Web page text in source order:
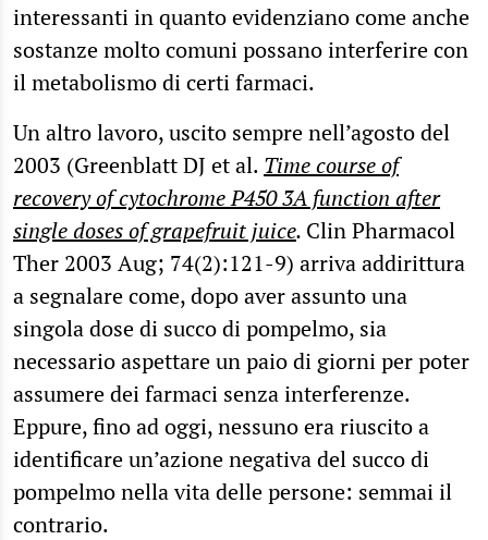
interessanti in quanto evidenziano come anche
sostanze molto comuni possano interferire con
il metabolismo di certi farmaci.
Un altro lavoro, uscito sempre nell’agosto del
2003 (Greenblatt DJ et al. Time course of
recovery of cytochrome P450 3A function after
single doses of grapefruit juice. Clin Pharmacol
Ther 2003 Aug; 74(2):121-9) arriva addirittura
a segnalare come, dopo aver assunto una
singola dose di succo di pompelmo, sia
necessario aspettare un paio di giorni per poter
assumere dei farmaci senza interferenze.
Eppure, fino ad oggi, nessuno era riuscito a
identificare un’azione negativa del succo di
pompelmo nella vita delle persone: semmai il
contrario.